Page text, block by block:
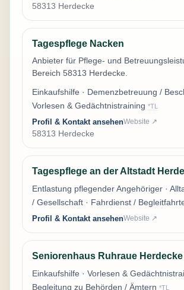
58313 Herdecke
Tagespflege Nacken
Anbieter für Pflege- und
Bereich 58313 Herdecke.
Einkaufshilfe · Demenzbetreuung /
Vorlesen & Gedächtnistraining *TL
Profil & Kontakt ansehenWebsite ↗
58313 Herdecke
Tagespflege an der Altstadt
Entlastung pflegender Angehöriger ·
/ Gesellschaft · Fahrdienst /
Profil & Kontakt ansehenWebsite ↗
Seniorenhaus Ruhraue Herdecke
Einkaufshilfe · Vorlesen &
Begleitung zu Behörden / Ämtern *TL